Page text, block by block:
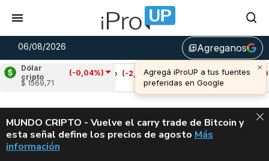
06/08/2026 library_addAgreganos
Dólar
cripto
(-0,04%)
$ 1569,71
Cardano (-2,10%)
Avalanche
(-4,06%)
u$s 6,45
ALERTA
MUNDO CRIPTO - Vuelve el carry trade de Bitcoin y
esta señal define los precios de agosto VUELVE EL
Más
información